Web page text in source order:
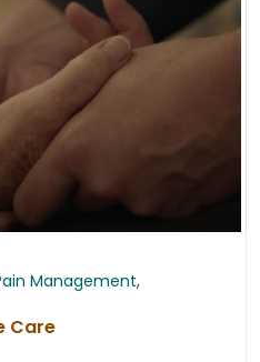
Management,
Care